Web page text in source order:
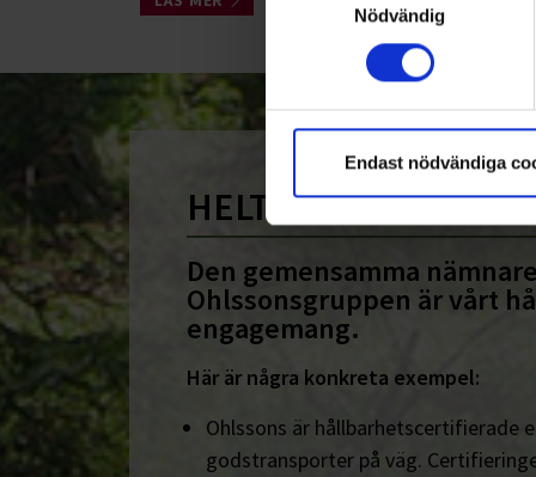
Nödvändig
Endast nödvändiga
HELT ENKELT
Den gemensamma
Ohlssonsgruppen är vårt
engagemang.
Här är några konkreta exempel:
Ohlssons är hållbarhetscertifierade
godstransporter på väg.